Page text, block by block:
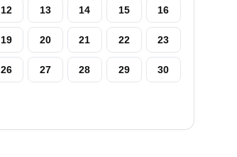
12 13 14 15 16
19 20 21 22 23
26 27 28 29 30